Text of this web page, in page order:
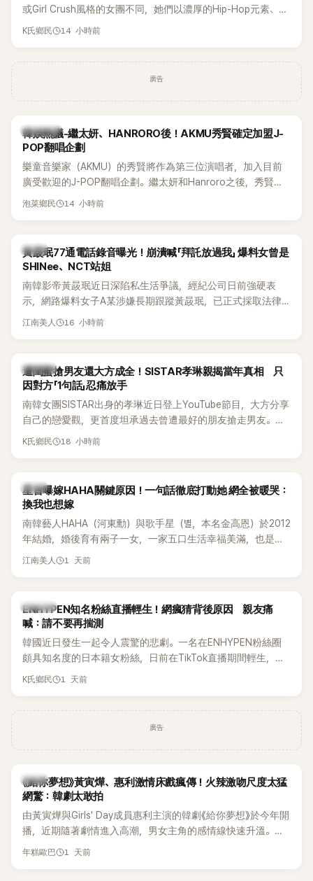
或Girl Crush風格的女團不同，她們以濃厚的Hip-Hop元素、自
創Rap及成員親自參與創作為特色，MV也融入美式街頭、塗
K氏鄉民 14 小時前
廣告
熱議討論
韓娛熱議-繼太妍、HANRORO後！AKMU秀賢確定加盟J-
POP翻唱企劃
樂童音樂家（AKMU）的秀賢將作為第三位演唱者，加入目前
廣受歡迎的J-POP翻唱企劃。繼太妍和Hanroro之後，秀賢已
獲選為第三首翻唱歌曲的主唱，並於近期完成錄音。
泡菜鄉民 14 小時前
韓星
黃晸珉77通電話錄音曝光！崩潰喊「拜託放過我」 爆料女曾是
SHINee、NCT站姐
南韓影帝黃晸珉近日深陷私生活爭議，經紀公司日前強硬表
示，網路爆料女子A某涉嫌長期跟蹤黃晸珉，已正式採取法律
行動。不過，A並未停止發聲，持續透過社群平台公開爆料，反
的錄音內容，而A也首度承認自己過去曾是SHINee、NCT等偶
像團體的「站姐」，事件持續延燒。
江南美人 16 小時前
K-POP
遭閨蜜搶男友還大方成全！SISTAR孝琳親揭當年真相 只
因對方「1句話」忍痛放手
南韓女團SISTAR出身的孝琳近日登上YouTube節目，大方分享
自己的戀愛觀，更首度坦承過去曾遭最好的朋友搶走男友。她
表示，當時選擇瀟灑放手，但如果同樣的事情現在再發生，「我
K氏鄉民 18 小時前
韓星
星首曝嫁HAHA關鍵原因！一句話徹底打動她 網全被暖哭：
換我也想嫁
南韓藝人HAHA（河東勳）與歌手星（별，本名金高恩）於2012
年結婚，婚後育有兩子一女，一家五口生活幸福美滿，也是韓
國演藝圈公認的模範夫妻。近日，星首度公開當年決定嫁給
江南美人 1 天前
K-POP
ENHYPEN知名粉絲直播輕生！網瘋猜背後原因 親友痛
喊：請不要再揣測
韓國近日發生一起令人震驚的悲劇。一名在ENHYPEN粉絲圈
頗具知名度的日本籍女粉絲，日前在TikTok直播期間輕生，最
終不幸身亡，消息曝光後震驚韓網，也讓不少粉絲湧入社群平
K氏鄉民 1 天前
廣告
韓劇
《給你夢想》黃寅燁、惠利激情床戲瘋傳！火辣激吻尺度太猛
網驚：韓劇太敢拍
由黃寅燁與Girls' Day成員惠利主演的韓劇《給你夢想》於今年開
播，近期隨著劇情進入高潮，男女主角的感情線快速升溫。最
新播出的第8集不僅上演火辣吻戲，更接連出現床戲橋段，讓
年糕歐巴 1 天前